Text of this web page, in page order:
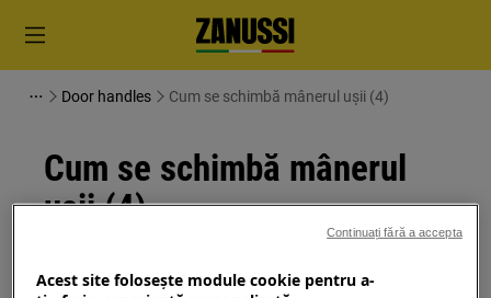
Door handles Cum se schimbă mânerul ușii (4)
Cum se schimbă mânerul
ușii (4)
Acest site folosește module cookie pentru a-
Continuați fără a accepta